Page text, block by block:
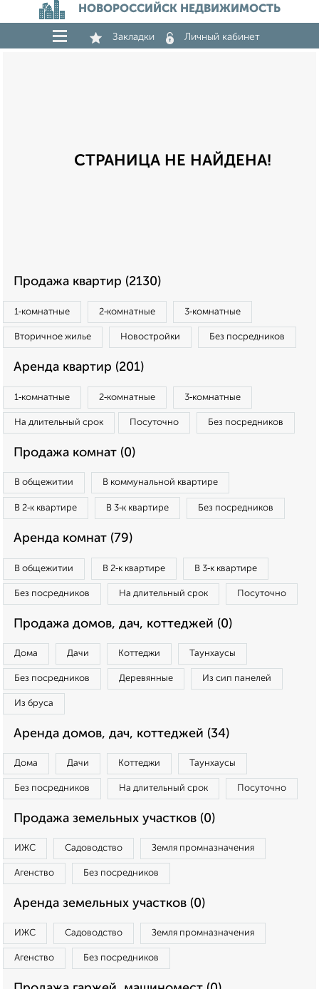
НОВОРОССИЙСК НЕДВИЖИМОСТЬ
Закладки Личный кабинет
СТРАНИЦА НЕ НАЙДЕНА!
Продажа квартир (2130)
1‑комнатные 2‑комнатные 3‑комнатные
Вторичное жилье Новостройки Без посредников
Аренда квартир (201)
1‑комнатные 2‑комнатные 3‑комнатные
На длительный срок Посуточно Без посредников
Продажа комнат (0)
В общежитии В коммунальной квартире
В 2‑к квартире В 3‑к квартире Без посредников
Аренда комнат (79)
В общежитии В 2‑к квартире В 3‑к квартире
Без посредников На длительный срок Посуточно
Продажа домов, дач, коттеджей (0)
Дома Дачи Коттеджи Таунхаусы
Без посредников Деревянные Из сип панелей
Из бруса
Аренда домов, дач, коттеджей (34)
Дома Дачи Коттеджи Таунхаусы
Без посредников На длительный срок Посуточно
Продажа земельных участков (0)
ИЖС Садоводство Земля промназначения
Агенство Без посредников
Аренда земельных участков (0)
ИЖС Садоводство Земля промназначения
Агенство Без посредников